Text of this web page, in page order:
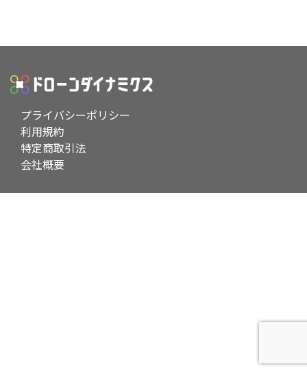
プライバシーポリシー
利用規約
特定商取引法
会社概要